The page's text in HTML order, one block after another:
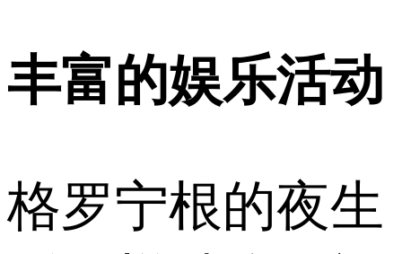
丰富的娱乐活动
格罗宁根的夜生